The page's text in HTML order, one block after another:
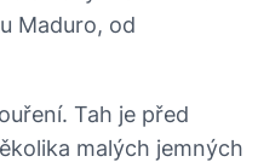
Maduro, od
Tah je před
malých jemných